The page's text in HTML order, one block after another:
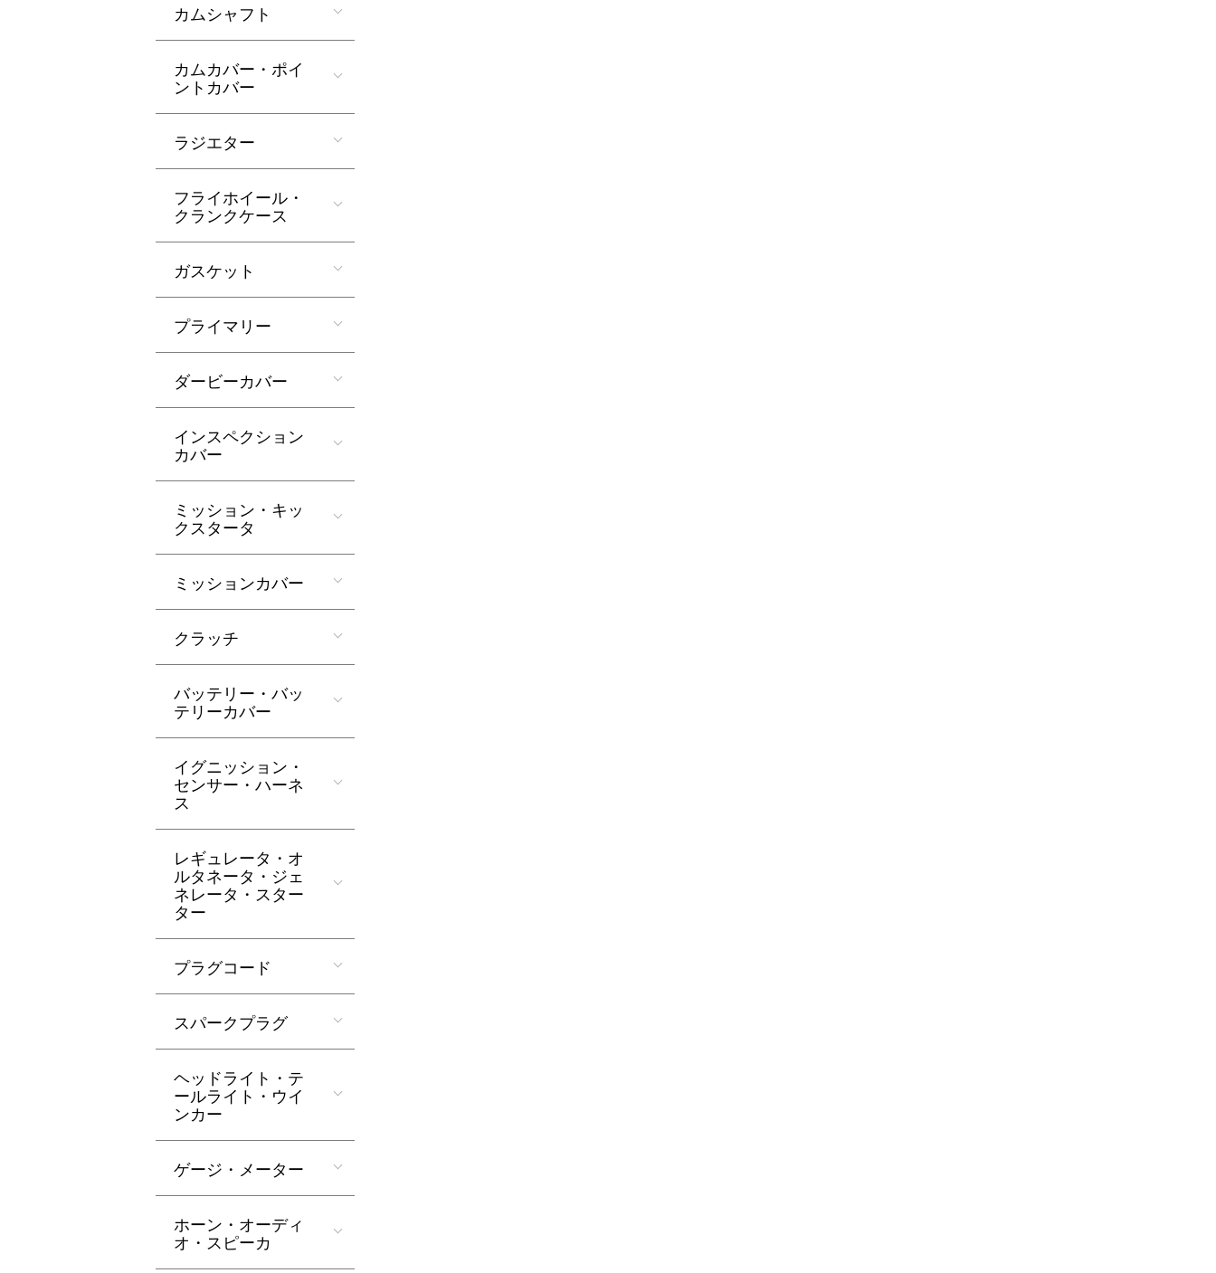
カムシャフト
カムカバー・ポイ
ントカバー
ラジエター
フライホイール・
クランクケース
ガスケット
プライマリー
ダービーカバー
インスペクション
カバー
ミッション・キッ
クスタータ
ミッションカバー
クラッチ
バッテリー・バッ
テリーカバー
イグニッション・
センサー・ハーネ
ス
レギュレータ・オ
ルタネータ・ジェ
ネレータ・スター
ター
プラグコード
スパークプラグ
ヘッドライト・テ
ールライト・ウイ
ンカー
ゲージ・メーター
ホーン・オーディ
オ・スピーカ